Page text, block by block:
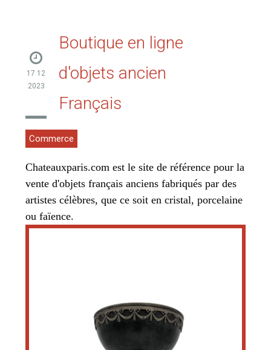
17 12
2023
Boutique en ligne
d'objets ancien
Français
Commerce
Chateauxparis.com est le site de référence pour la
vente d'objets français anciens fabriqués par des
artistes célèbres, que ce soit en cristal, porcelaine
ou faïence.